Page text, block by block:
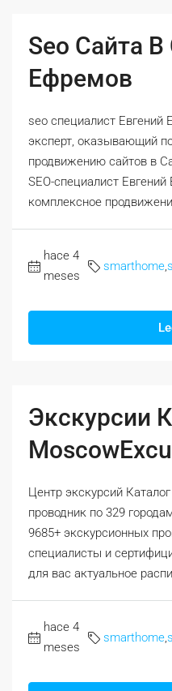
Seo Сайта
Ефремов
seo специалист
эксперт, оказывающий
продвижению сайтов в
SEO-специалист
комплексное
hace 4
meses
smarthome
Экскурсии
Центр экскурсий
проводник по 329
9685+ экскурсионных
специалисты и
для вас актуальное
hace 4
meses
smarthome